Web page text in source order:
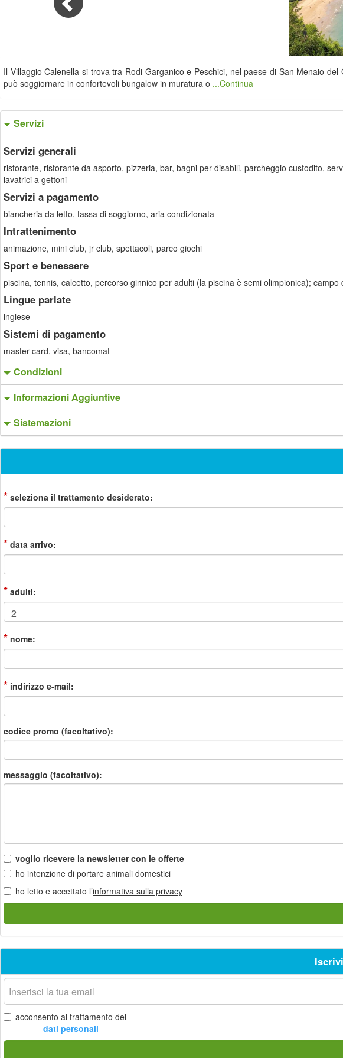
Il Villaggio Calenella si trova tra Rodi Garganico e Peschici, nel paese di San Menaio
può soggiornare in confortevoli bungalow in muratura o ...Continua
Servizi
Servizi generali
ristorante, ristorante da asporto, pizzeria, bar, bagni per disabili, parcheggio custodito,
lavatrici a gettoni
Servizi a pagamento
biancheria da letto, tassa di soggiorno, aria condizionata
Intrattenimento
animazione, mini club, jr club, spettacoli, parco giochi
Sport e benessere
piscina, tennis, calcetto, percorso ginnico per adulti (la piscina è semi olimpionica);
Lingue parlate
inglese
Sistemi di pagamento
master card, visa, bancomat
Condizioni
Informazioni Aggiuntive
Sistemazioni
* seleziona il trattamento desiderato:
* data arrivo:
* adulti:
* nome:
* indirizzo e-mail:
codice promo (facoltativo):
messaggio (facoltativo):
voglio ricevere la newsletter con le offerte
ho intenzione di portare animali domestici
ho letto e accettato l’informativa sulla privacy
La
tua
email
acconsento al trattamento dei
dati personali